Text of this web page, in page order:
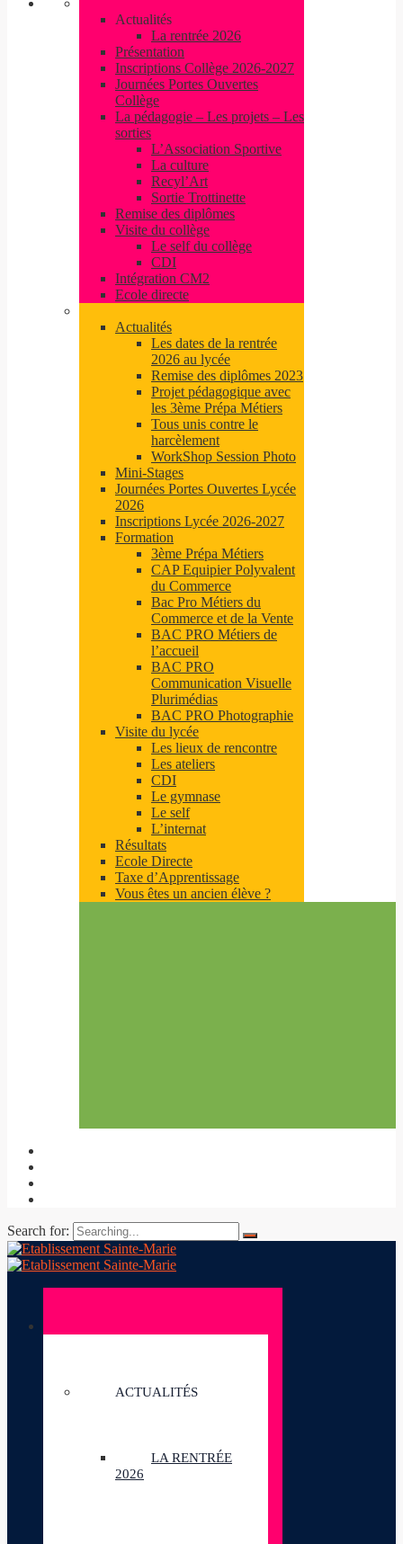
Actualités
La rentrée 2026
Présentation
Inscriptions Collège 2026-2027
Journées Portes Ouvertes
Collège
La pédagogie – Les projets – Les
sorties
L’Association Sportive
La culture
Recyl’Art
Sortie Trottinette
Remise des diplômes
Visite du collège
Le self du collège
CDI
Intégration CM2
Ecole directe
Actualités
Les dates de la rentrée
2026 au lycée
Remise des diplômes 2023
Projet pédagogique avec
les 3ème Prépa Métiers
Tous unis contre le
harcèlement
WorkShop Session Photo
Mini-Stages
Journées Portes Ouvertes Lycée
2026
Inscriptions Lycée 2026-2027
Formation
3ème Prépa Métiers
CAP Equipier Polyvalent
du Commerce
Bac Pro Métiers du
Commerce et de la Vente
BAC PRO Métiers de
l’accueil
BAC PRO
Communication Visuelle
Plurimédias
BAC PRO Photographie
Visite du lycée
Les lieux de rencontre
Les ateliers
CDI
Le gymnase
Le self
L’internat
Résultats
Ecole Directe
Taxe d’Apprentissage
Vous êtes un ancien élève ?
Search for:
ACTUALITÉS
LA RENTRÉE
2026